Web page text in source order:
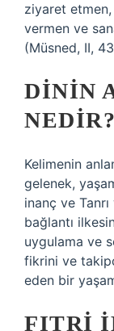
ziyaret
vermen ve
(Müsned, II,
DININ
NEDIR?
Kelimenin
gelenek,
inanç ve
bağlantı
uygulama ve
fikrini ve
eden bir
FITRI